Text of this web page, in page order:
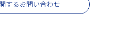
するお問い合わせ